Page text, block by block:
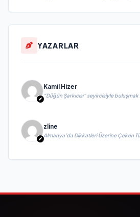
YAZARLAR
Kamil Hizer
“Düğün Şarkıcısı” seyircisiyle
zline
Almanya’da Dikkatleri Üzerine Çeken